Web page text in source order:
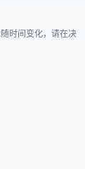
时间变化，请在决